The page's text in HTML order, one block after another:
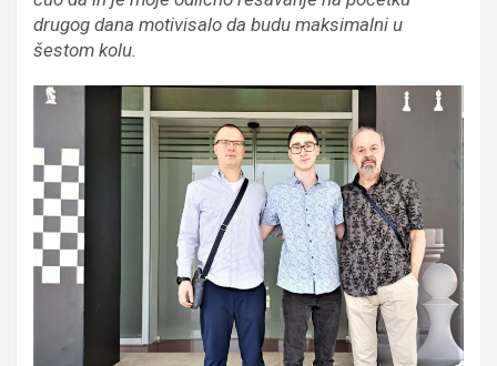
drugog dana motivisalo da budu maksimalni u
šestom kolu.